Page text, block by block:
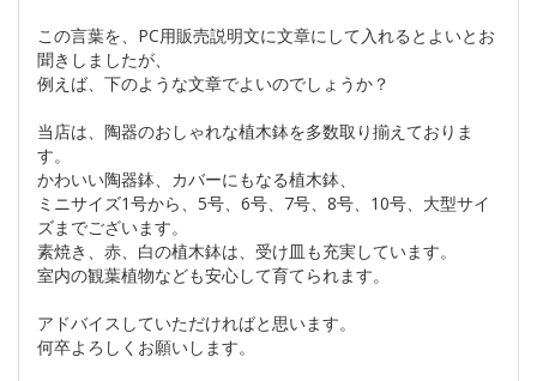
この言葉を、PC用販売説明文に文章にして入れるとよいとお
聞きしましたが、
例えば、下のような文章でよいのでしょうか？
当店は、陶器のおしゃれな植木鉢を多数取り揃えておりま
す。
かわいい陶器鉢、カバーにもなる植木鉢、
ミニサイズ1号から、5号、6号、7号、8号、10号、大型サイ
ズまでございます。
素焼き、赤、白の植木鉢は、受け皿も充実しています。
室内の観葉植物なども安心して育てられます。
アドバイスしていただければと思います。
何卒よろしくお願いします。